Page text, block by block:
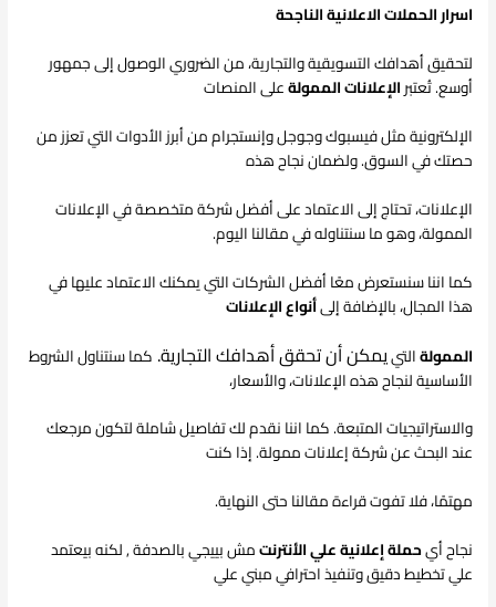
اسرار الحملات الاعلانية الناجحة
لتحقيق أهدافك التسويقية والتجارية، من الضروري الوصول إلى جمهور
أوسع. تُعتبرالإعلانات الممولةعلى المنصات
الإلكترونية مثل فيسبوك وجوجل وإنستجرام من أبرز الأدوات التي تعزز من
حصتك في السوق. ولضمان نجاح هذه
الإعلانات، تحتاج إلى الاعتماد على أفضل شركة متخصصة في الإعلانات
الممولة، وهو ما سنتناوله في مقالنا اليوم.
كما اننا سنستعرض معًا أفضل الشركات التي يمكنك الاعتماد عليها في
هذا المجال، بالإضافة إلىأنواع الإعلانات
الممولةالتييمكن أن تحقق أهدافك التجارية. كما سنتناول الشروط
الأساسية لنجاح هذه الإعلانات، والأسعار،
والاستراتيجيات المتبعة. كما اننا نقدم لك تفاصيل شاملة لتكون مرجعك
عند البحث عن شركة إعلانات ممولة. إذا كنت
مهتمًا، فلا تفوت قراءة مقالنا حتى النهاية.
نجاح أيحملة إعلانية علي الأنترنتمش بييجي بالصدفة , لكنه بيعتمد
علي تخطيط دقيق وتنفيذ احترافي مبني علي